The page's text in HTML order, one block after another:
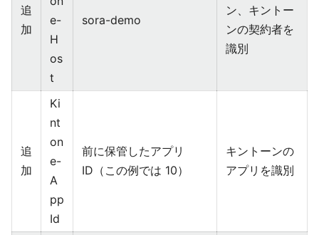
追
加
e-
H
os
t
sora-demo
ン、キントー
ンの契約者を
識別
追
加
Ki
nt
on
e-
A
pp
Id
前に保管したアプリ
ID（この例では 10）
キントーンの
アプリを識別